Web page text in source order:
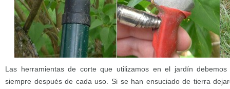
Las herramientas de corte que utilizamos en el jardín
siempre después de cada uso. Si se han ensuciado de tierra